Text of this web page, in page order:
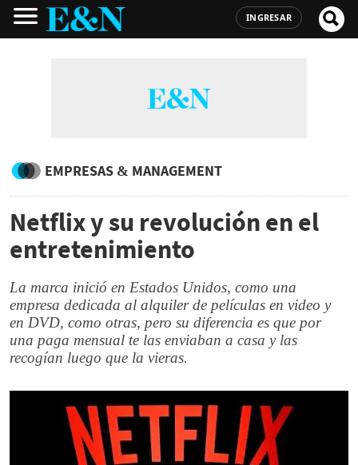
INGRESAR
EMPRESAS & MANAGEMENT
Netflix y su revolución en el
entretenimiento
La marca inició en Estados Unidos, como una
empresa dedicada al alquiler de películas en video y
en DVD, como otras, pero su diferencia es que por
una paga mensual te las enviaban a casa y las
recogían luego que la vieras.